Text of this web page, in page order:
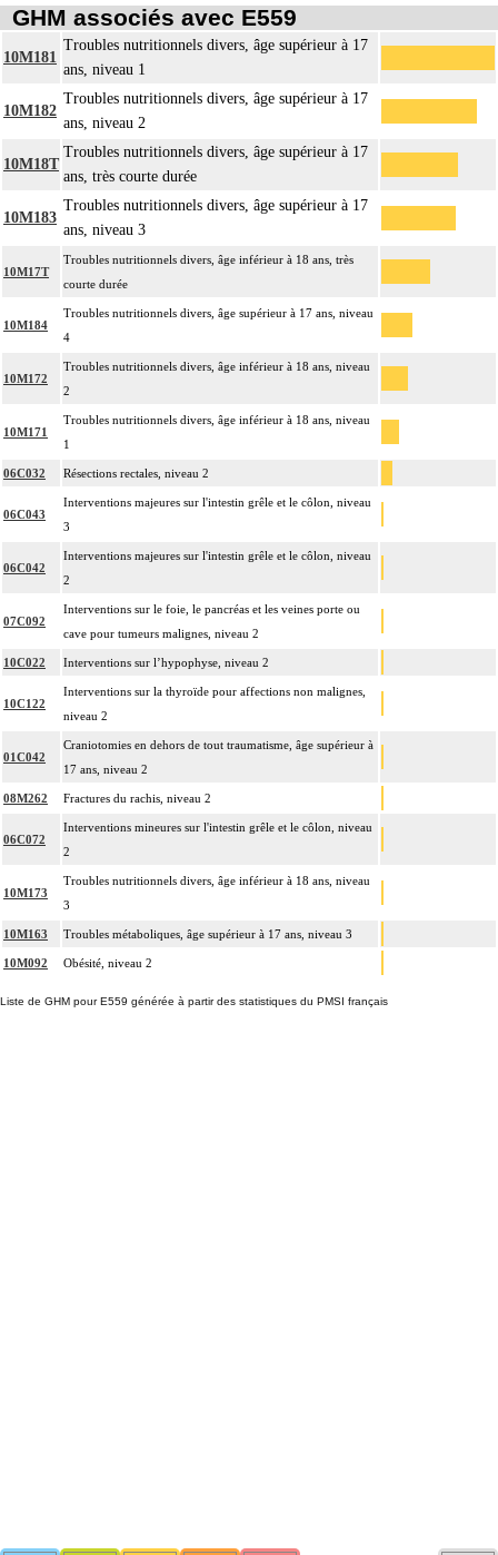
GHM associés avec E559
10M181
Troubles nutritionnels divers, âge supérieur à 17
ans, niveau 1
10M182
Troubles nutritionnels divers, âge supérieur à 17
ans, niveau 2
10M18T
Troubles nutritionnels divers, âge supérieur à 17
ans, très courte durée
10M183
Troubles nutritionnels divers, âge supérieur à 17
ans, niveau 3
10M17T
Troubles nutritionnels divers, âge inférieur à 18 ans, très
courte durée
10M184
Troubles nutritionnels divers, âge supérieur à 17 ans, niveau
4
10M172
Troubles nutritionnels divers, âge inférieur à 18 ans, niveau
2
10M171
Troubles nutritionnels divers, âge inférieur à 18 ans, niveau
1
06C032 Résections rectales, niveau 2
06C043
Interventions majeures sur l'intestin grêle et le côlon, niveau
3
06C042
Interventions majeures sur l'intestin grêle et le côlon, niveau
2
07C092
Interventions sur le foie, le pancréas et les veines porte ou
cave pour tumeurs malignes, niveau 2
10C022 Interventions sur l’hypophyse, niveau 2
10C122
Interventions sur la thyroïde pour affections non malignes,
niveau 2
01C042
Craniotomies en dehors de tout traumatisme, âge supérieur à
17 ans, niveau 2
08M262 Fractures du rachis, niveau 2
06C072
Interventions mineures sur l'intestin grêle et le côlon, niveau
2
10M173
Troubles nutritionnels divers, âge inférieur à 18 ans, niveau
3
10M163 Troubles métaboliques, âge supérieur à 17 ans, niveau 3
10M092 Obésité, niveau 2
Liste de GHM pour E559 générée à partir des statistiques du PMSI français